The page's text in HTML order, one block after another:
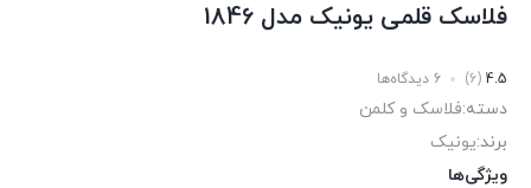
فلاسک قلمی یونیک مدل 1846
4.5
(6) 6 دیدگاه‌ها
دسته:فلاسک و کلمن
برند:یونیک
ویژگی‌ها